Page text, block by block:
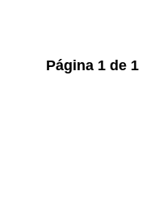
Página 1 de 1